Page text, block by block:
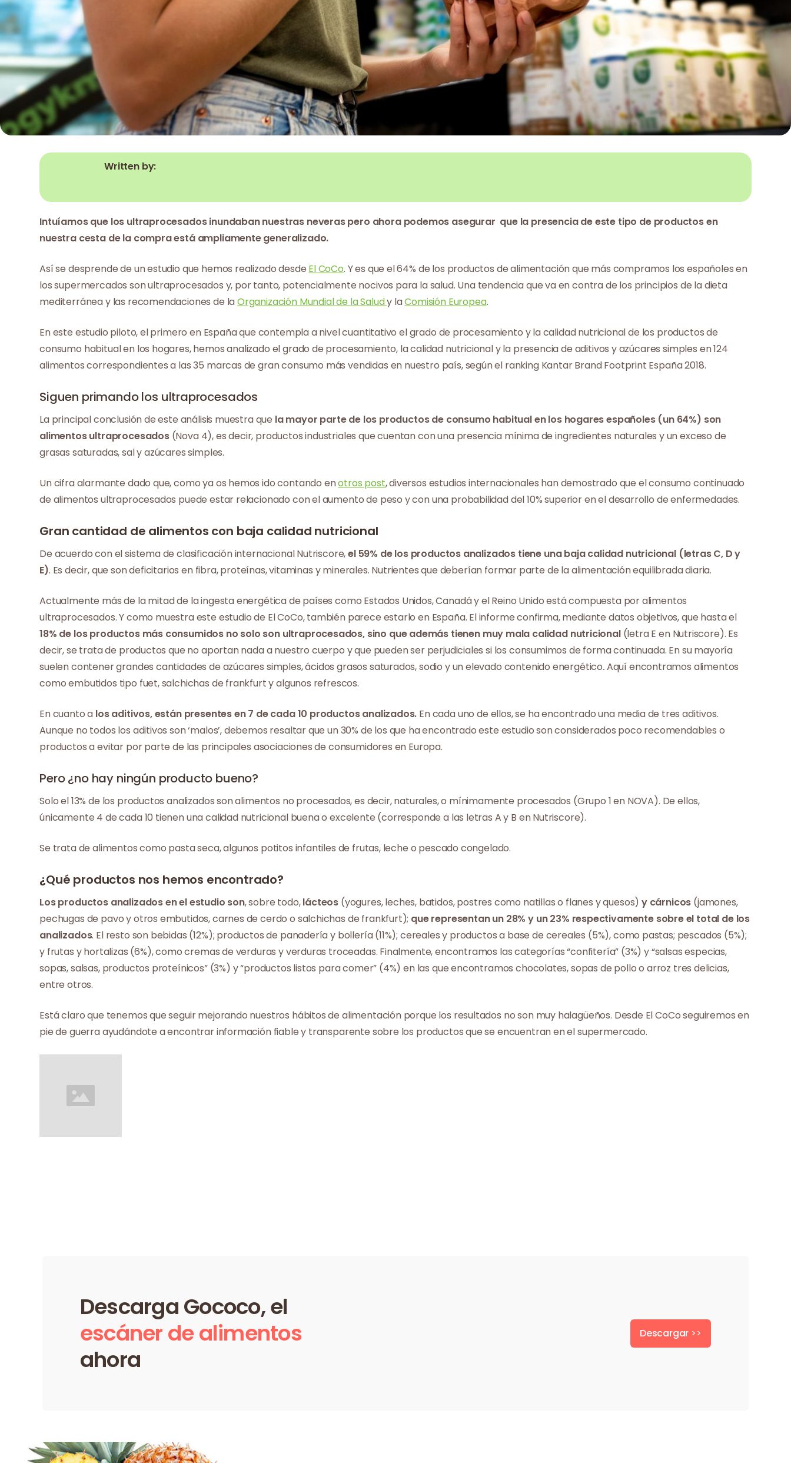
Written by:
Intuíamos que los ultraprocesados inundaban nuestras neveras pero ahora podemos asegurar que la presencia de este tipo de productos en
nuestra cesta de la compra está ampliamente generalizado.
Así se desprende de un estudio que hemos realizado desde El CoCo. Y es que el 64% de los productos de alimentación que más compramos los españoles en
los supermercados son ultraprocesados y, por tanto, potencialmente nocivos para la salud. Una tendencia que va en contra de los principios de la dieta
mediterránea y las recomendaciones de laOrganización Mundial de la Saludy laComisión Europea.
En este estudio piloto, el primero en España que contempla a nivel cuantitativo el grado de procesamiento y la calidad nutricional de los productos de
consumo habitual en los hogares, hemos analizado el grado de procesamiento, la calidad nutricional y la presencia de aditivos y azúcares simples en 124
alimentos correspondientes a las 35 marcas de gran consumo más vendidas en nuestro país, según el ranking Kantar Brand Footprint España 2018.
Siguen primando los ultraprocesados
La principal conclusión de este análisis muestra que la mayor parte de los productos de consumo habitual en los hogares españoles (un 64%) son
alimentos ultraprocesados (Nova 4), es decir, productos industriales que cuentan con una presencia mínima de ingredientes naturales y un exceso de
grasas saturadas, sal y azúcares simples.
Un cifra alarmante dado que, como ya os hemos ido contando enotros post, diversos estudios internacionales han demostrado que el consumo continuado
de alimentos ultraprocesados puede estar relacionado con el aumento de peso y con una probabilidad del 10% superior en el desarrollo de enfermedades.
Gran cantidad de alimentos con baja calidad nutricional
De acuerdo con el sistema de clasificación internacional Nutriscore,el 59% de los productos analizados tiene una baja calidad nutricional (letras C, D y
E). Es decir, que son deficitarios en fibra, proteínas, vitaminas y minerales. Nutrientes que deberían formar parte de la alimentación equilibrada diaria.
Actualmente más de la mitad de la ingesta energética de países como Estados Unidos, Canadá y el Reino Unido está compuesta por alimentos
ultraprocesados. Y como muestra este estudio de El CoCo, también parece estarlo en España. El informe confirma, mediante datos objetivos, que hasta el
18% de los productos más consumidos no solo son ultraprocesados, sino que además tienen muy mala calidad nutricional(letra E en Nutriscore). Es
decir, se trata de productos que no aportan nada a nuestro cuerpo y que pueden ser perjudiciales si los consumimos de forma continuada. En su mayoría
suelen contener grandes cantidades de azúcares simples, ácidos grasos saturados, sodio y un elevado contenido energético.Aquí encontramos alimentos
como embutidos tipo fuet, salchichas de frankfurt y algunos refrescos.
En cuanto a los aditivos, están presentes en 7 de cada 10 productos analizados. En cada uno de ellos, se ha encontrado una media de tres aditivos.
Aunque no todos los aditivos son ‘malos’, debemos resaltar que un 30% de los que ha encontrado este estudio son considerados poco recomendables o
productos a evitar por parte de las principales asociaciones de consumidores en Europa.
Pero ¿no hay ningún producto bueno?
Solo el 13% de los productos analizados son alimentos no procesados, es decir, naturales, o mínimamente procesados (Grupo 1 en NOVA). De ellos,
únicamente 4 de cada 10 tienen una calidad nutricional buena o excelente (corresponde a las letras A y B en Nutriscore).
Se trata de alimentos como pasta seca, algunos potitos infantiles de frutas, leche o pescado congelado.
¿Qué productos nos hemos encontrado?
Los productos analizados en el estudio son, sobre todo,lácteos (yogures, leches, batidos, postres como natillas o flanes y quesos) y cárnicos (jamones,
pechugas de pavo y otros embutidos, carnes de cerdo o salchichas de frankfurt); que representan un 28% y un 23% respectivamente sobre el total de los
analizados. El resto son bebidas (12%); productos de panadería y bollería (11%); cereales y productos a base de cereales (5%), como pastas; pescados (5%);
y frutas y hortalizas (6%), como cremas de verduras y verduras troceadas. Finalmente, encontramos las categorías “confitería” (3%) y “salsas especias,
sopas, salsas, productos proteínicos” (3%) y “productos listos para comer” (4%) en las que encontramos chocolates, sopas de pollo o arroz tres delicias,
entre otros.
Está claro que tenemos que seguir mejorando nuestros hábitos de alimentación porque los resultados no son muy halagüeños. Desde El CoCo seguiremos en
pie de guerra ayudándote a encontrar información fiable y transparente sobre los productos que se encuentran en el supermercado.
Descarga Gococo, el
escáner de alimentos
ahora
Descargar >>